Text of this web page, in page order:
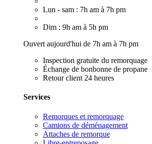
Lun - sam : 7h am à 7h pm
Dim : 9h am à 5h pm
Ouvert aujourd'hui de 7h am à 7h pm
Inspection gratuite du remorquage
Échange de bonbonne de propane
Retour client 24 heures
Services
Remorques et remorquage
Camions de déménagement
Attaches de remorque